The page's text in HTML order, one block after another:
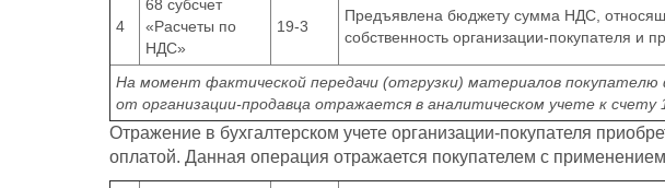
4
68 субсчет
«Расчеты по
НДС»
19-3
Предъявлена бюджету сумма НДС,
собственность организации-покупателя и
На момент фактической передачи (отгрузки) материалов
от организации-продавца отражается в аналитическом учете к
Отражение в бухгалтерском учете организации-покупателя
оплатой. Данная операция отражается покупателем с применением